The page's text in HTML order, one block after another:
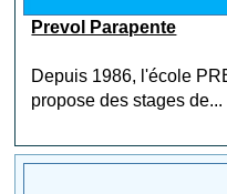
Prevol Parapente
Depuis 1986, l'école
propose des stages de...